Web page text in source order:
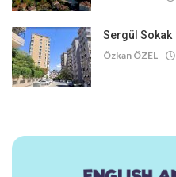
Sergül Sokak
Özkan ÖZEL